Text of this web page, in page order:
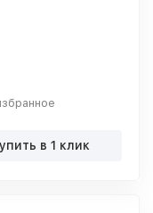
в 1 клик